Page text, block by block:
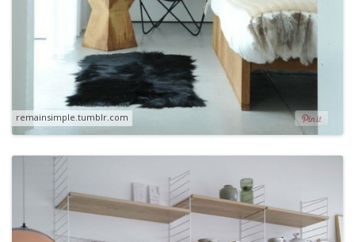
remainsimple.tumblr.com